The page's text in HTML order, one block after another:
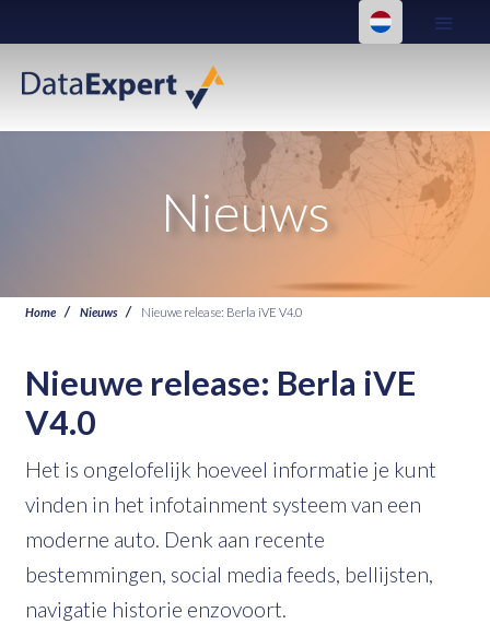
Nieuws
Home Nieuws Nieuwe release: Berla iVE V4.0
Nieuwe release: Berla iVE
V4.0
Het is ongelofelijk hoeveel informatie je kunt
vinden in het infotainment systeem van een
moderne auto. Denk aan recente
bestemmingen, social media feeds, bellijsten,
navigatie historie enzovoort.